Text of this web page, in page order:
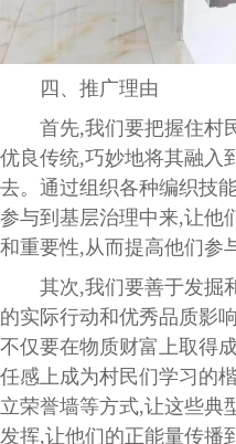
四、推广理由
首先,我们要把握住村
优良传统,巧妙地将其融入
去。通过组织各种编织技
参与到基层治理中来,让他
和重要性,从而提高他们参
其次,我们要善于发掘和
的实际行动和优秀品质影
不仅要在物质财富上取得
任感上成为村民们学习的
立荣誉墙等方式,让这些典
发挥,让他们的正能量传播